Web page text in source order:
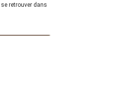
retrouver dans